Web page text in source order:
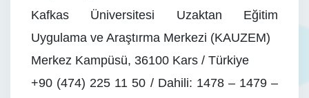
Kafkas Üniversitesi Uzaktan Eğitim
Uygulama ve Araştırma Merkezi (KAUZEM)
Merkez Kampüsü, 36100 Kars / Türkiye
+90 (474) 225 11 50 / Dahili: 1478 – 1479 –